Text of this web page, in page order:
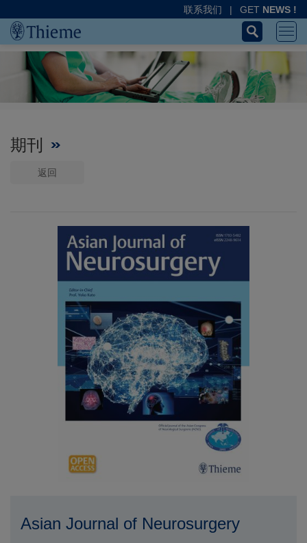
联系我们 | GET NEWS !
期刊
返回
Asian Journal of Neurosurgery